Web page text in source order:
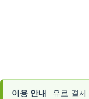
이용 안내
유료 결